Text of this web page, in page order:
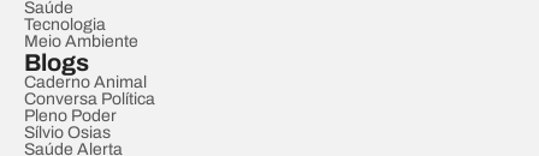
Saúde
Tecnologia
Meio Ambiente
Blogs
Caderno Animal
Conversa Política
Pleno Poder
Sílvio Osias
Saúde Alerta